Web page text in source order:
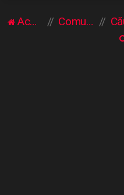
Acasă Comunitate